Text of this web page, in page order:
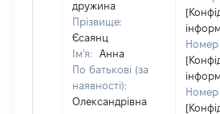
дружина
Прізвище:
Єсаянц
Ім'я:
Анна
По батькові (за
наявності):
Олександрівна
Номер
Номер